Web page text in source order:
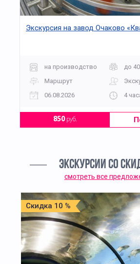
Экскурсия на завод Очаково
на производство
до
Маршрут
06.08.2026
4
850руб.
ЭКСКУРСИИ СО
смотреть все
Скидка 10 %